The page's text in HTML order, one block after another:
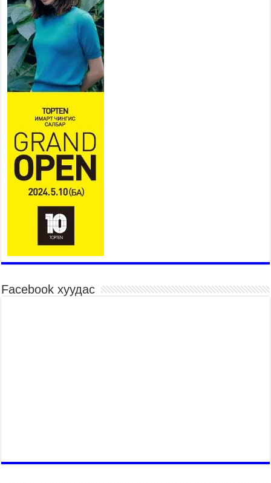
Үндэсний их баяр наадам
эхэллээ
2026 оны 7 сар 15 / 11 цаг 14 минут
Үер усны аюулаас сэргийлж, нийслэлийн Онцгой
байдлын газрын 162 алба хаагч үүрэг гүйцэтгэж
байна
2026 оны 7 сар 15 / 11 цаг 07 минут
Үндэсний их сурын харваанд 850 харваач цэц
мэргэнээ сорьж байна
2026 оны 7 сар 15 / 11 цаг 03 минут
Төв цэнгэлдэхийн эргэн тойронд
2026 оны 7 сар 15 / 10 цаг 58 минут
Үндэсний их баяр наадмын шагайн харваа
насанд хүрэгчдийн багийн харваагаар
үргэлжилж байна
2026 оны 7 сар 15 / 10 цаг 52 минут
Үндэсний их баяр наадмын хүчит бөхийн
барилдаан эхэллээ
2026 оны 7 сар 15 / 10 цаг 46 минут
Үндэсний хувцасны өдрийг тохиолдуулан
“Дээлтэй монгол наадам” боллоо
Facebook хуудас